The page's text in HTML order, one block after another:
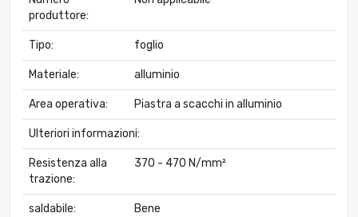
produttore:
Tipo: foglio
Materiale: alluminio
Area operativa: Piastra a scacchi in alluminio
Ulteriori informazioni:
Resistenza alla
trazione:
370 - 470 N/mm²
saldabile: Bene